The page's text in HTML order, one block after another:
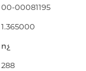
00-00081195
1.365000
ոչ
288